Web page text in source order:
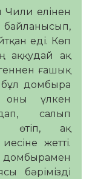
елінен
еді. Көп
аққудай ақ
ғашық
домбыра
үлкен
салып
өтіп, ақ
жетті.
домбырамен
бәрімізді